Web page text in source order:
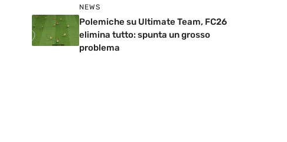
NEWS
Polemiche su Ultimate Team, FC26
elimina tutto: spunta un grosso
problema